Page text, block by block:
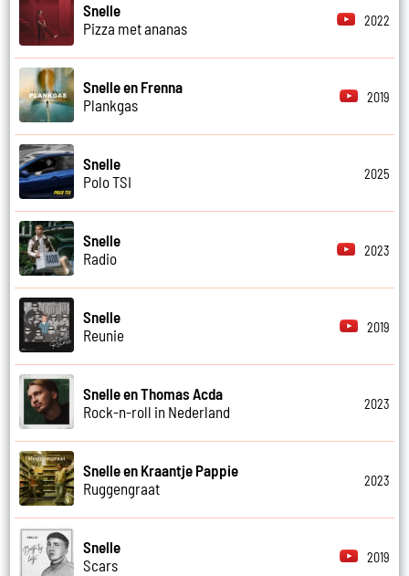
Snelle
Pizza met ananas
2022
Snelle en Frenna
Plankgas
2019
Snelle
Polo TSI
2025
Snelle
Radio
2023
Snelle
Reunie
2019
Snelle en Thomas Acda
Rock-n-roll in Nederland
2023
Snelle en Kraantje Pappie
Ruggengraat
2023
Snelle
Scars
2019